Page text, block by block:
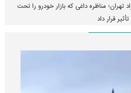
تهران؛ مناظره داغی که بازار خودرو را تحت
تأثیر قرار داد